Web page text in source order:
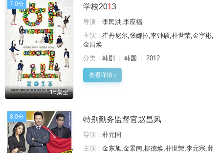
7.0分
16集全
学校2013
导演： 李民洪,李应福
主演： 崔丹尼尔,张娜拉,李钟硕,朴世荣,金宇彬,
金昌焕
分类： 韩剧 韩国 2012
查看详情
8.0分 特别勤务监督官赵昌风
导演： 朴元国
主演： 金东旭,金景南,柳德焕,朴世荣,李元宗,薛